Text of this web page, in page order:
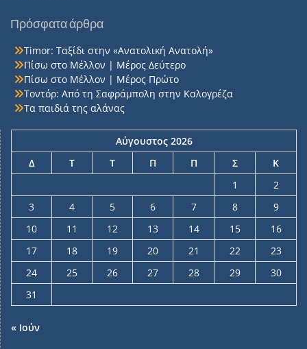
Πρόσφατα άρθρα
Timor: Ταξίδι στην «Ανατολική Ανατολή»
Πίσω στο Μέλλον | Μέρος Δεύτερο
Πίσω στο Μέλλον | Μέρος Πρώτο
Τοντόρ: Από τη Σαφράμπολη στην Καλογρέζα
Τα παιδιά της αλάνας
Αύγουστος 2026
Δ
Τ Τ Π Π Σ
Κ
1
2
3
4 5 6 7 8
9
10
11 12 13 14 15
16
17
18 19 20 21 22
23
24
25 26 27 28 29
30
31
« Ιούν